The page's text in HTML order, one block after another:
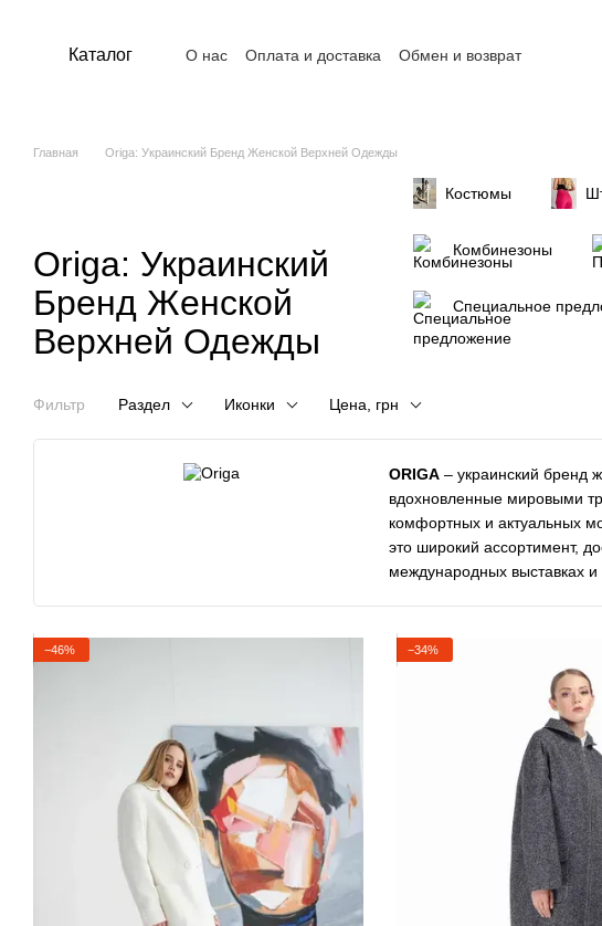
Каталог О нас Оплата и доставка
Обмен и возврат
Главная Origa: Украинский Бренд Женской Верхней Одежды
Origa: Украинский
Бренд Женской
Верхней Одежды
Костюмы
Комбинезоны
Специальное
Фильтр Раздел Иконки Цена, грн
ORIGA– украинский бренд
вдохновленные мировыми
комфортных и актуальных
это широкий ассортимент,
международных выставках и
−46% −34%